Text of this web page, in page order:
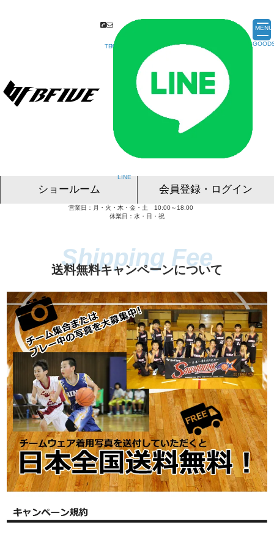
MENU
ショールーム
東京ショールーム
名古屋ショールーム
大阪ショールーム
福岡ショールーム
会員登録・ログイン
営業日：月・火・木・金・土 10:00～18:00
休業日：水・日・祝
送料無料キャンペーンについて